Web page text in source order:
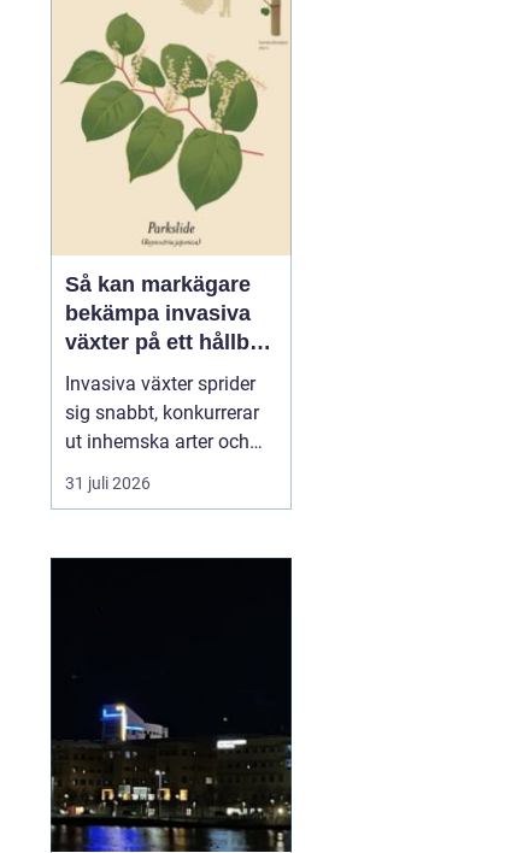
arbetsdagen, och många
medarbetare up...
Så kan markägare
bekämpa invasiva
växter på ett hållbart
sätt
Invasiva växter sprider
sig snabbt, konkurrerar
ut inhemska arter och
kan på sikt förändra hela
ekosystem. De orsakar
för både privatpersoner,
man ska agera, utan
hu...
31 juli 2026